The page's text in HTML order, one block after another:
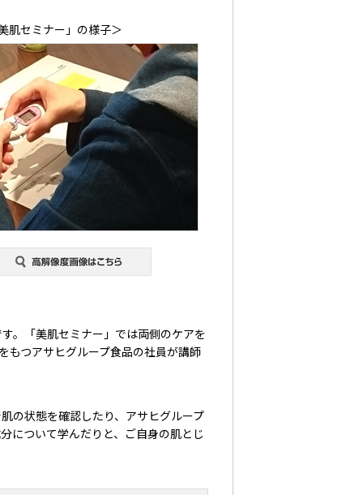
肌セミナー」の様子＞
。「美肌セミナー」では両側のケアを
もつアサヒグループ食品の社員が講師
の状態を確認したり、アサヒグループ
について学んだりと、ご自身の肌とじ